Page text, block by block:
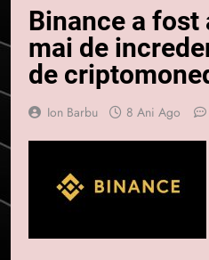
Binance a fost
mai de
de
Ion Barbu 8 Ani Ago